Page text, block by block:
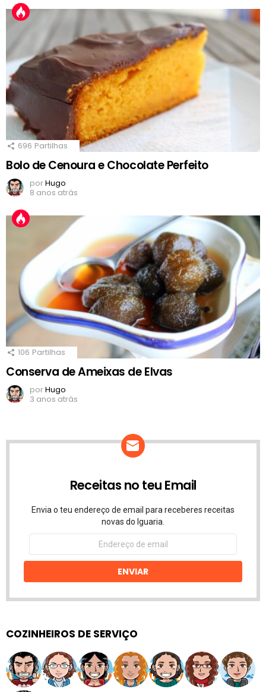
696 Partilhas
Bolo de Cenoura e Chocolate Perfeito
porHugo
8 anos atrás
106 Partilhas
Conserva de Ameixas de Elvas
porHugo
3 anos atrás
Receitas no teu Email
Envia o teu endereço de email para receberes receitas
novas do Iguaria.
Endereço
email
ENVIAR
COZINHEIROS DE SERVIÇO